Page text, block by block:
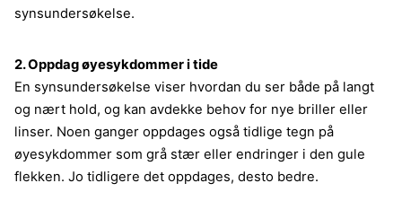
synsundersøkelse.
2. Oppdag øyesykdommer i tide
En synsundersøkelse viser hvordan du ser både på langt
og nært hold, og kan avdekke behov for nye briller eller
linser. Noen ganger oppdages også tidlige tegn på
øyesykdommer som grå stær eller endringer i den gule
flekken. Jo tidligere det oppdages, desto bedre.